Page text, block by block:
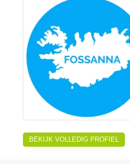
BEKIJK VOLLEDIG PROFIEL